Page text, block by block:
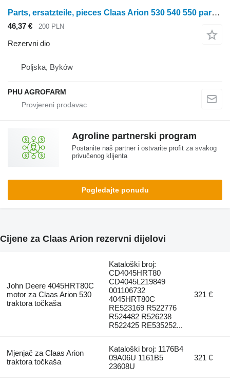
Parts, ersatzteile, pieces Claas Arion 530 540 550 parts, ersatzteile, pieces za Claas Arion 530 540 550 traktora točkaša
46,37 € 200 PLN
Rezervni dio
Poljska, Byków
PHU AGROFARM
Agroline partnerski program
Postanite naš partner i ostvarite profit za svakog
privučenog klijenta
Pogledajte ponudu
Cijene za Claas Arion rezervni dijelovi
John Deere 4045HRT80C
motor za Claas Arion 530
traktora točkaša
Kataloški broj:
CD4045HRT80
CD4045L219849
001106732
4045HRT80C
RE523169 R522776
R524482 R526238
R522425 RE535252...
321 €
Mjenjač za Claas Arion
traktora točkaša
Kataloški broj: 1176B4
09A06U 1161B5
23608U
321 €